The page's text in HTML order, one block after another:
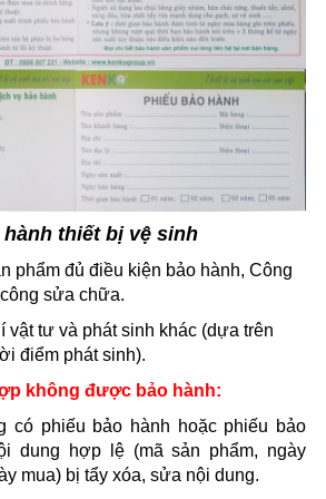
hành thiết bị vệ sinh
phẩm đủ điều kiện bảo hành, Công
sửa chữa.
vật tư và phát sinh khác (dựa trên
điểm phát sinh).
không được bảo hành:
có phiếu bảo hành hoặc phiếu bảo
dung hợp lệ (mã sản phẩm, ngày
mua) bị tẩy xóa, sửa nội dung.